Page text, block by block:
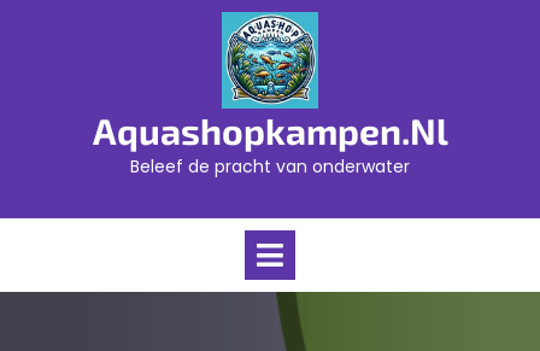
Aquashopkampen.nl
Beleef de pracht van onderwater
Open